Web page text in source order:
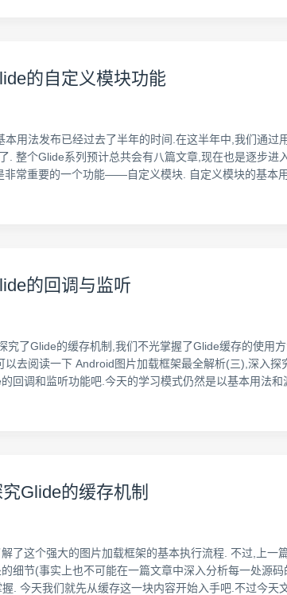
的自定义模块功能
用法发布已经过去了半年的时间.在这半年中,我们通过
整个Glide系列预计总共会有八篇文章,现在也是逐步进
常重要的一个功能——自定义模块. 自定义模块的基本
的回调与监听
了Glide的缓存机制,我们不光掌握了Glide缓存的使用
去阅读一下 Android图片加载框架最全解析(三),深入
回调和监听功能吧.今天的学习模式仍然是以基本用法和
Glide的缓存机制
了这个强大的图片加载框架的基本执行流程. 不过,上一
细节(事实上也不可能在一篇文章中深入分析每一处源
. 今天我们就先从缓存这一块内容开始入手吧.不过今天